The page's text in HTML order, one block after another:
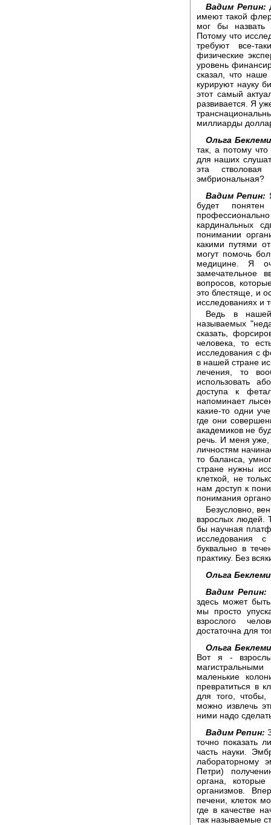
Вадим Репин:
имеют такой
мог бы назвать
Потому что
требуют все-
физические
уровень
сказал, что
курируют науку
этот самый
развивается. Я
миллиарды
Ольга
так, а потому
для наших
эта
эмбриональная?
Вадим Репин:
будет
кардинальных
понимании
какими путями
могут помочь
медицине. Я
замечательное
вопросов,
это блестяще, и
исследованиях и
Ведь в нашей
называемых
сказать,
человека, то
исследования с
в нашей стране
лечения, то
использовать
доступа к
напоминает
какие-то одни
где они
академиков не
речь. И меня уже,
личностям
то баланса,
стране нужны
клеткой, не
нам доступ к
понимания
Безусловно,
взрослых людей.
бы научная
исследования
буквально в
практику. Без
Ольга
Вадим Репин:
здесь может
мы просто
взрослого
достаточна для
Ольга
Вот я -
маленькие
превратиться в
для того,
можно извлечь
ними надо
Вадим Репин:
точно показать
часть науки.
лабораторному
Петри)
органа,
организмов.
печени, клеток
где в качестве
так называемые